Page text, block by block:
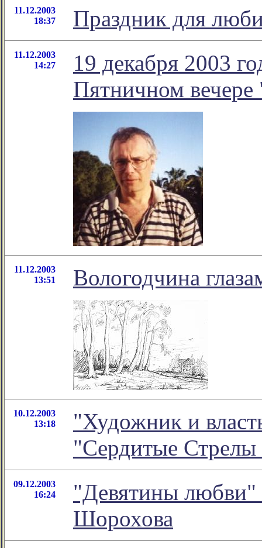
11.12.2003
18:37
Праздник для
11.12.2003
14:27
19 декабря 2003
Пятничном вечере
11.12.2003
13:51
Вологодчина
10.12.2003
13:18
"Художник и
"Сердитые
09.12.2003
16:24
"Девятины любви"
Шорохова